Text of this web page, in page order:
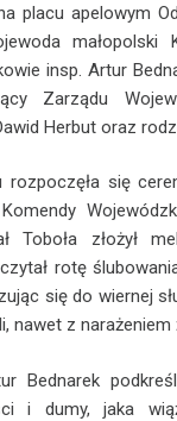
placu apelowym
małopolski
insp. Artur
Zarządu
Herbut oraz
rozpoczęła się
Toboła złożył
rotę
się do wiernej
nawet z narażeniem
Bednarek
i dumy, jaka